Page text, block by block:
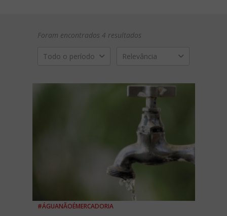
Foram encontrados 4 resultados
Todo o período Relevância
#ÁGUANÃOÉMERCADORIA